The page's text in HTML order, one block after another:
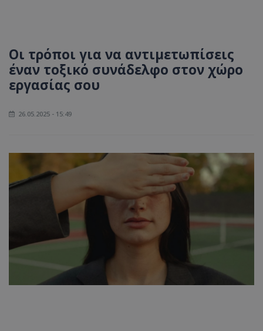
Οι τρόποι για να αντιμετωπίσεις
έναν τοξικό συνάδελφο στον χώρο
εργασίας σου
26.05.2025 - 15:49